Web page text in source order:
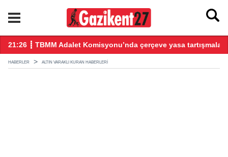
21:26 ┋ TBMM Adalet Komisyonu’nda çerçeve yasa
HABERLER ALTIN VARAKLI KURAN HABERLERI